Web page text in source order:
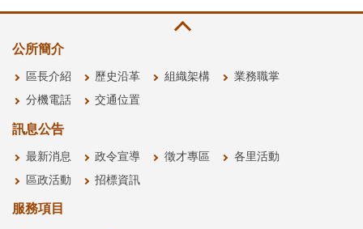
公所簡介
區長介紹 歷史沿革 組織架構 業務職掌
分機電話 交通位置
訊息公告
最新消息 政令宣導 徵才專區 各里活動
區政活動 招標資訊
服務項目